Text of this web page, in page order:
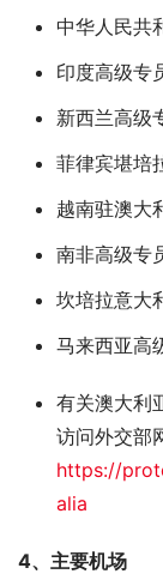
中华人民共
印度高级专
新西兰高级
菲律宾堪培
越南驻澳大
南非高级专
坎培拉意大
马来西亚高
有关澳大利
访问外交部
https://
alia
4、主要机场